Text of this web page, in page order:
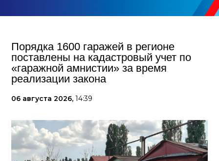
Порядка 1600 гаражей в регионе
поставлены на кадастровый учет по
«гаражной амнистии» за время
реализации закона
06 августа 2026, 14:39